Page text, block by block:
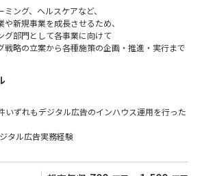
ージやアプリのUI/UXデザイン
つけ、それを解くアイデアを形にする
ガイドラインの構築と運用
ていく
ング、ヘルスケアなど、
新規事業を成長させるため、
グ部門として各事業に向けて
戦略の立案から各種施策の企画・推進・実行まで
に従事いただきますが、
越えたマーケティング業務にもチャレンジいた
きるポジションになります。
・広告代理店各社など）と密に連携した施策効果
いずれもデジタル広告のインハウス運用を行った
タル広告実務経験
グ全般の戦略設計及び運用ディレクション
、媒体及びメニュー選定、運用後のチューニン